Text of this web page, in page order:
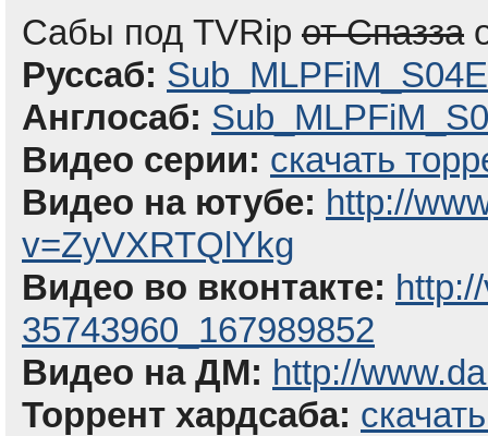
Сабы под TVRip от Спазза
Руссаб:
Англосаб:
Видео серии: скачать
Видео на ютубе: http://
v=ZyVXRTQlYkg
Видео во вконтакте:
35743960_167989852
Видео на ДМ: http://
Торрент хардсаба: